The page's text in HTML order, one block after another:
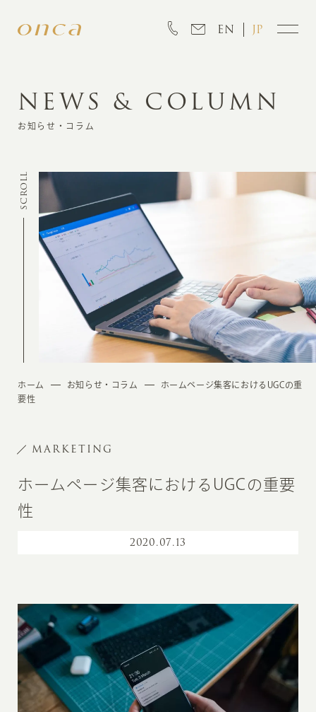
EN JP
INFORMATION
CREATION
MARKETING
NEWS & COLUMN
お知らせ・コラム
SCROLL
ホーム お知らせ・コラム
ホームページ集客におけるUGCの重
要性
MARKETING
ホームページ集客におけるUGCの重要
性
2020.07.13